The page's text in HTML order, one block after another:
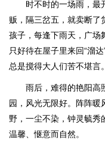
时不时的一场雨，最
贩，隔三岔五，就卖断了
孩子，每逢下雨天，广场
只好待在屋子里来回“溜
总是搅得大人们苦不堪言。
雨后，难得的艳阳高
园，风光无限好。阵阵暖
野，一尘不染，钟灵毓秀
温馨、惬意而自然。